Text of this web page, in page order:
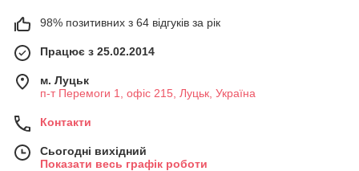
98% позитивних з 64 відгуків за рік
Працює з 25.02.2014
м. Луцьк
п-т Перемоги 1, офіс 215, Луцьк, Україна
Контакти
Сьогодні вихідний
Показати весь графік роботи